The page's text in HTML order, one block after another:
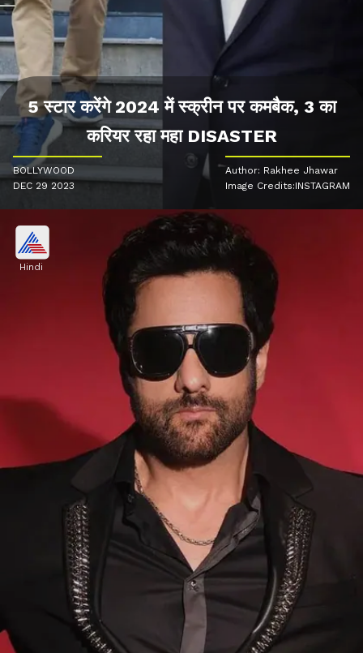
5 स्टार करेंगे 2024 में स्क्रीन पर कमबैक, 3 का
करियर रहा महा DISASTER
BOLLYWOOD
DEC 29 2023
Author: Rakhee Jhawar
Image Credits:INSTAGRAM
Hindi